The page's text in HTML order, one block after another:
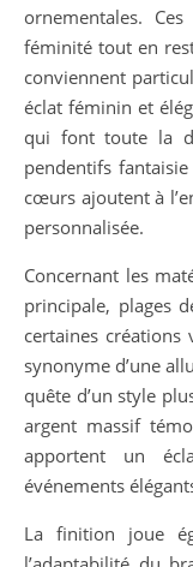
ornementales.
féminité tout en
conviennent
éclat féminin et
qui font toute la
pendentifs
cœurs ajoutent à
personnalisée.
Concernant les
principale, plages
certaines
synonyme d’une
quête d’un style
argent massif
apportent un
événements
La finition joue